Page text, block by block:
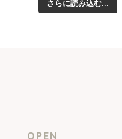
さらに読み込む...
OPEN